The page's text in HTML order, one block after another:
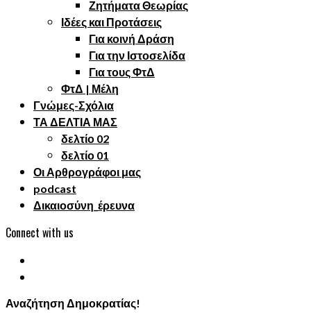
Ζητήματα Θεωρίας
Ιδέες και Προτάσεις
Για κοινή Δράση
Για την Ιστοσελίδα
Για τους ΦτΔ
ΦτΔ | Μέλη
Γνώμες-Σχόλια
ΤΑ ΔΕΛΤΙΑ ΜΑΣ
δελτίο 02
δελτίο 01
Οι Αρθρογράφοι μας
podcast
Δικαιοσύνη_έρευνα
Connect with us
Αναζήτηση Δημοκρατίας!